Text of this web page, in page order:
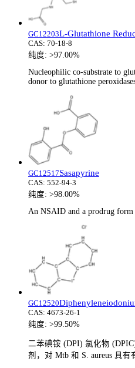
GC12203L-Glutathione
CAS: 70-18-8
纯度: >97.00%
Nucleophilic co-substrate to
donor to glutathione
GC12517Sasapyrine
CAS: 552-94-3
纯度: >98.00%
An NSAID and a prodrug
GC12520
CAS: 4673-26-1
纯度: >99.50%
二苯碘铵 (DPI) 氯化物
剂，对 Mtb 和 S. aureus 具有